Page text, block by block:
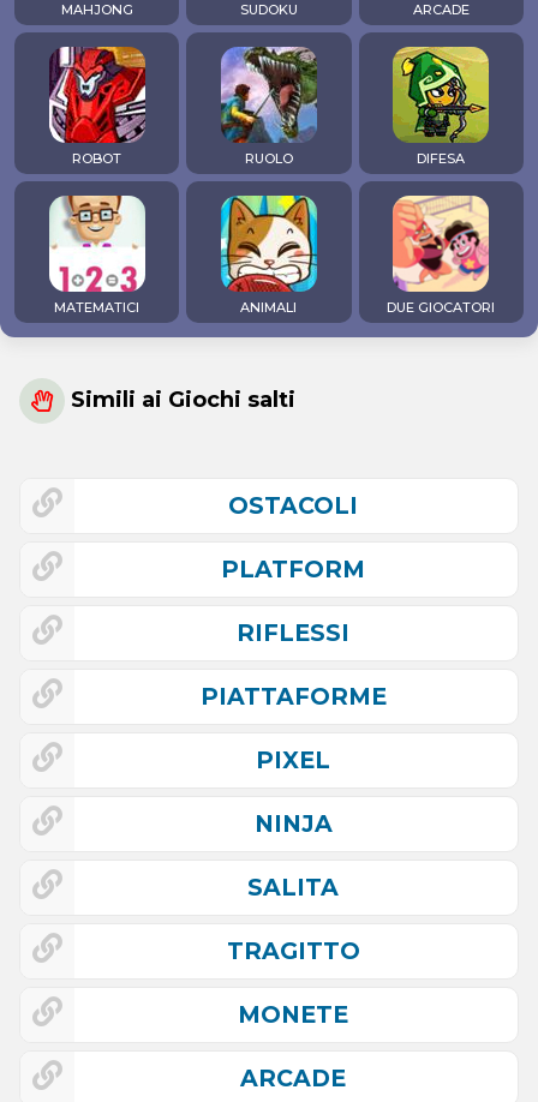
MAHJONG SUDOKU ARCADE
ROBOT RUOLO DIFESA
MATEMATICI ANIMALI DUE GIOCATORI
Simili ai Giochi salti
OSTACOLI
PLATFORM
RIFLESSI
PIATTAFORME
PIXEL
NINJA
SALITA
TRAGITTO
MONETE
ARCADE